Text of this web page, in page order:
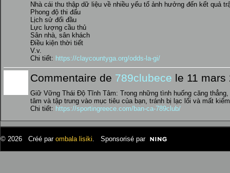
Nhà cái thu thập dữ liệu về nhiều yếu tố ảnh hưởng đến kết quả
Phong độ thi đấu
Lịch sử đối đầu
Lực lượng cầu thủ
Sân nhà, sân khách
Điều kiện thời tiết
V.v.
Chi tiết: https://claycountyga.org/odds-la-gi/
Commentaire de 789clubece le 11 mars
Giữ Vững Thái Độ Tĩnh Tâm: Trong những tình huống căng
tâm và tập trung vào mục tiêu của bạn, tránh bị lạc lối và mất
Chi tiết: https://sportingreece.com/ban-ca-789club/
© 2026 Créé par ombala lisiki. Sponsorisé par